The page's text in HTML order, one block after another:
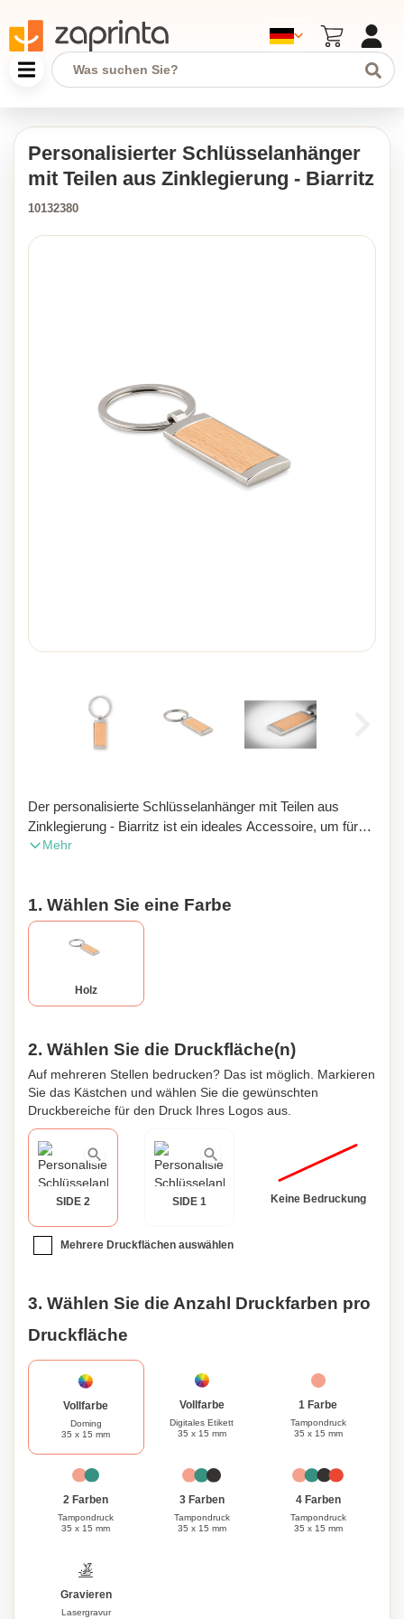
Personalisierter Schlüsselanhänger
mit Teilen aus Zinklegierung - Biarritz
10132380
Der personalisierte Schlüsselanhänger mit Teilen aus
Zinklegierung - Biarritz ist ein ideales Accessoire, um für
Ihr Unternehmen oder die Marke eines von Ihnen
und er wird in einer schwarzen Box geliefert. Er hat die
Maße 5 x 1,9 x 0,2 cm und wiegt 21 g. Sie können ihn auch
an Ihre Kunden verschenken, um ihnen für ihre Treue zu
Mehr
1. Wählen Sie eine Farbe
Holz
2. Wählen Sie die Druckfläche(n)
Auf mehreren Stellen bedrucken? Das ist möglich. Markieren
Sie das Kästchen und wählen Sie die gewünschten
Druckbereiche für den Druck Ihres Logos aus.
SIDE 2 SIDE 1 Keine Bedruckung
Mehrere Druckflächen auswählen
3. Wählen Sie die Anzahl Druckfarben pro
Druckfläche
Vollfarbe
Doming
35 x 15 mm
Vollfarbe
Digitales Etikett
35 x 15 mm
1 Farbe
Tampondruck
35 x 15 mm
2 Farben
Tampondruck
35 x 15 mm
3 Farben
Tampondruck
35 x 15 mm
4 Farben
Tampondruck
35 x 15 mm
Gravieren
Lasergravur